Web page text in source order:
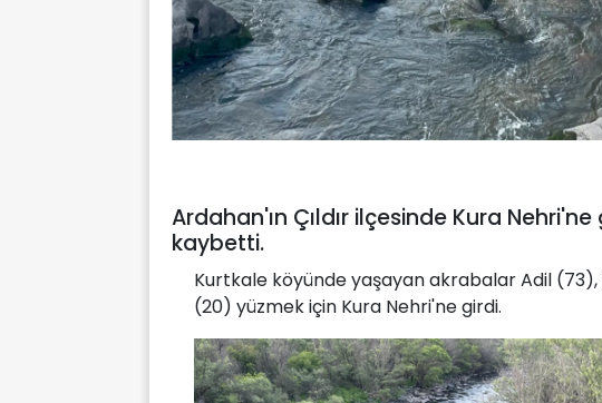
Ardahan'ın Çıldır ilçesinde Kura
kaybetti.
Kurtkale köyünde yaşayan akrabalar Adil
(20) yüzmek için Kura Nehri'ne girdi.